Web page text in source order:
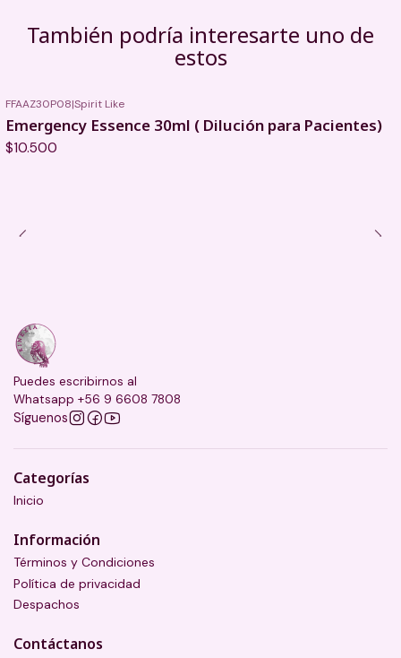
También podría interesarte uno de
estos
FFAAZ30P08|Spirit Like
Emergency Essence 30ml ( Dilución para Pacientes)
$10.500
Puedes escribirnos al
Whatsapp +56 9 6608 7808
Síguenos
Categorías
Inicio
Información
Términos y Condiciones
Política de privacidad
Despachos
Contáctanos